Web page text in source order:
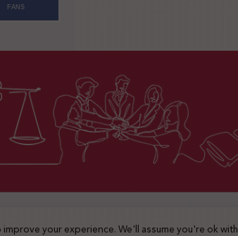
FANS
your experience. We'll assume you're ok